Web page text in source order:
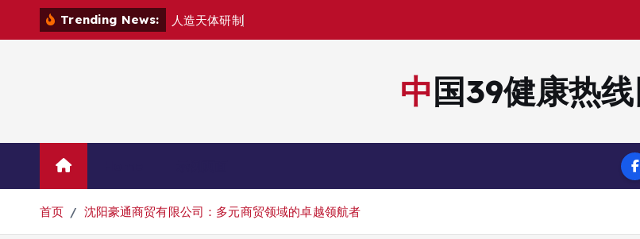
Trending News: 人造天体研制
中国39健康热
首页 沈阳豪通商贸有限公司：多元商贸领域的卓越领航者